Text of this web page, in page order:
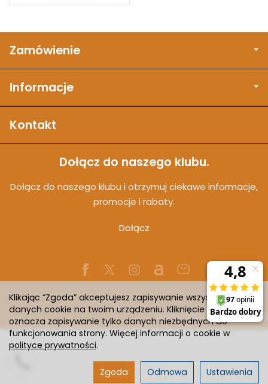
Zamówienie
Informacje
Kontakt
Dołącz do naszego klubu.
Dołącz do naszego klubu i otrzymuj ciekawe informacje,
promocje i rabaty.
Dołącz
Sklep internetowy SOTESHOP AI
Klikając “Zgoda” akceptujesz zapisywanie wszystkich
danych cookie na twoim urządzeniu. Kliknięcie “Odmowa”
oznacza zapisywanie tylko danych niezbędnych do
funkcjonowania strony. Więcej informacji o cookie w
polityce prywatności.
Ustawienia
Odmowa
Zgoda